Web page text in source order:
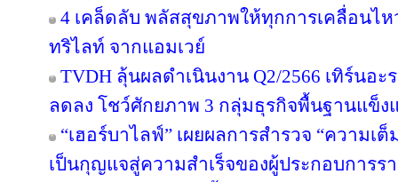
4 เคล็ดลับ พลัสสุขภาพให้ทุกการเคลื่อนไ
ทริไลท์ จากแอมเวย์
TVDH ลุ้นผลดำเนินงาน Q2/2566 เทิร์นอ
ลดลง โชว์ศักยภาพ 3 กลุ่มธุรกิจพื้นฐานแข็ง
“เฮอร์บาไลฟ์” เผยผลการสำรวจ “ความเ
เป็นกุญแจสู่ความสำเร็จของผู้ประกอบการร